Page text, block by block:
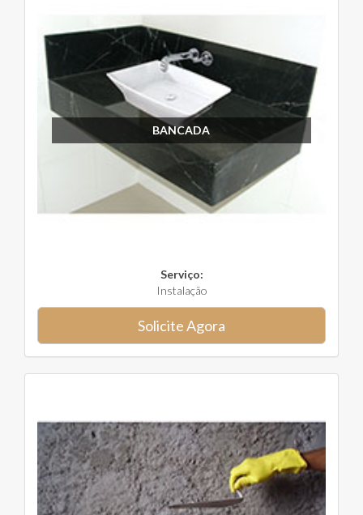
BANCADA
Serviço:
Instalação
Solicite Agora